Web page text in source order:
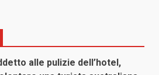
alle pulizie dell’hotel,